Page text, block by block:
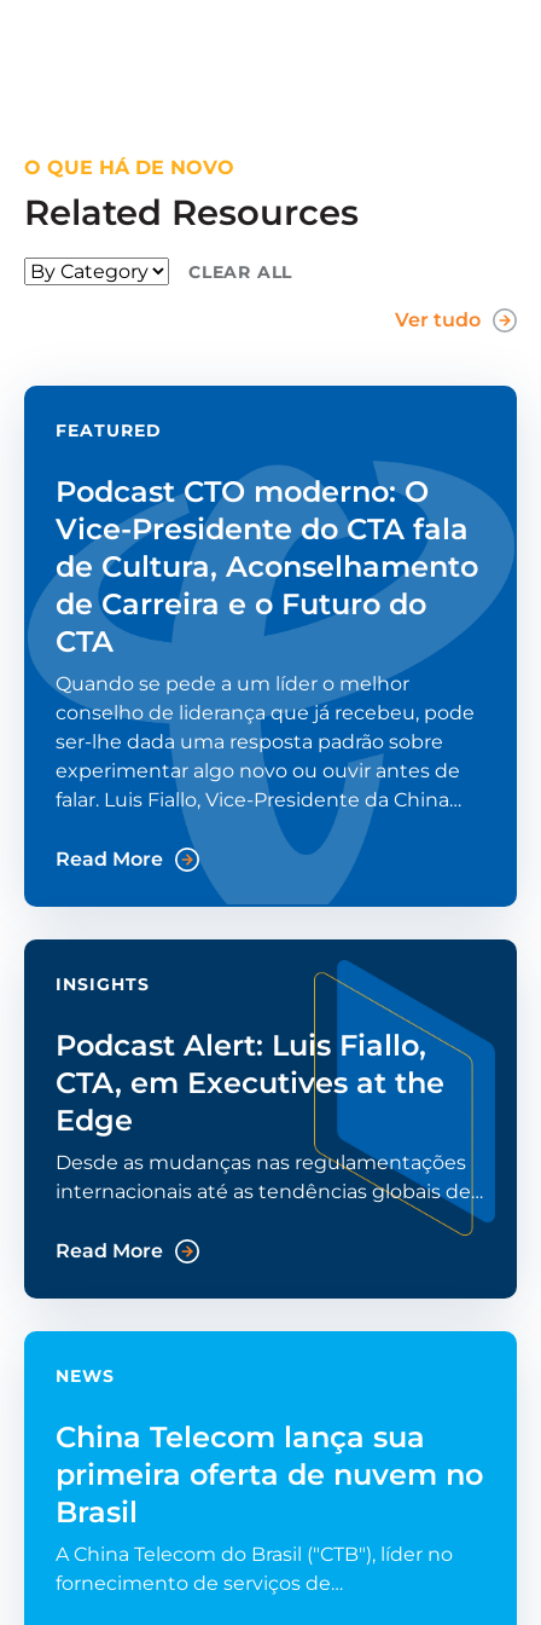
O QUE HÁ DE NOVO
Related Resources
CLEAR ALL
Ver tudo
FEATURED
Podcast CTO moderno: O
Vice-Presidente do CTA fala
de Cultura, Aconselhamento
de Carreira e o Futuro do
CTA
Quando se pede a um líder o melhor
conselho de liderança que já recebeu, pode
ser-lhe dada uma resposta padrão sobre
experimentar algo novo ou ouvir antes de
falar. Luis Fiallo, Vice-Presidente da China
Telecom Américas (CTA), foi questionado
num episódio recente do podcast Modern
CTO. A sua resposta surpreendeu
Read More
INSIGHTS
Podcast Alert: Luis Fiallo,
CTA, em Executives at the
Edge
Desde as mudanças nas regulamentações
internacionais até as tendências globais de
TI e as práticas de segurança cibernética, um
novo podcast com Luis Fiallo, vice-
Read More
NEWS
China Telecom lança sua
primeira oferta de nuvem no
Brasil
A China Telecom do Brasil ("CTB"), líder no
fornecimento de serviços de